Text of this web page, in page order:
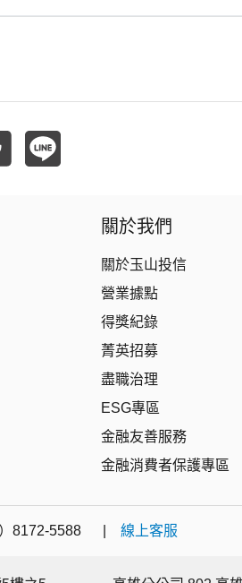
拉丁美洲
關於我們
關於玉山投信
營業據點
得獎紀錄
菁英招募
盡職治理
ESG專區
金融友善服務
金融消費者保護專區
）8172-5588 | 線上客服